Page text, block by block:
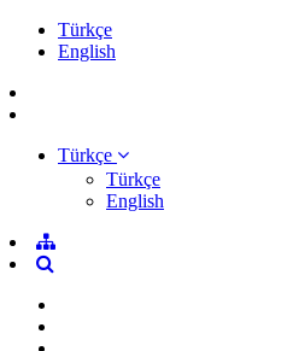
Türkçe
English
Türkçe
Türkçe
English